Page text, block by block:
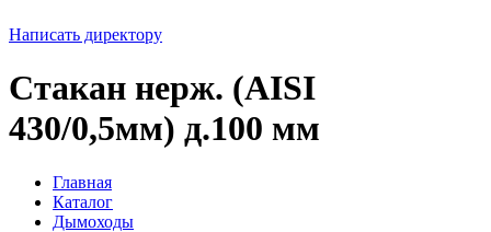
Написать директору
Стакан нерж. (AISI
430/0,5мм) д.100 мм
Главная
Каталог
Дымоходы